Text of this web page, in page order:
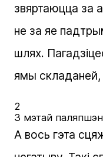
звяртаюцца за
не за яе
шлях.
ямы
2
З мэтай
А вось гэта